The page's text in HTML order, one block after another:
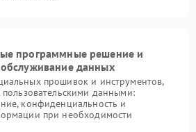
программные решение и
данных
прошивок и инструментов,
пользовательскими данными:
конфиденциальность и
при необходимости